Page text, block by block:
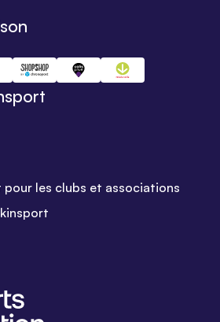
les clubs et associations